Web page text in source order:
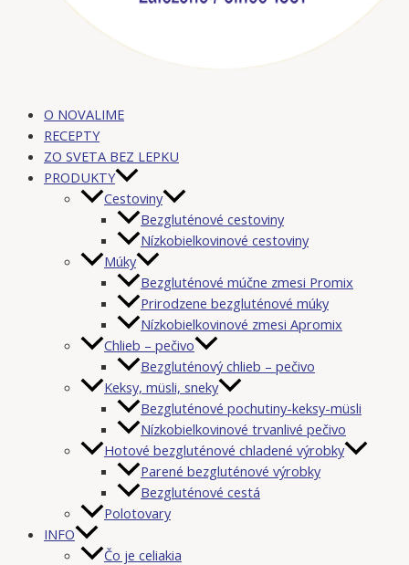
O NOVALIME
RECEPTY
ZO SVETA BEZ LEPKU
PRODUKTY
Cestoviny
Bezgluténové cestoviny
Nízkobielkovinové cestoviny
Múky
Bezgluténové múčne zmesi Promix
Prirodzene bezgluténové múky
Nízkobielkovinové zmesi Apromix
Chlieb – pečivo
Bezgluténový chlieb – pečivo
Keksy, müsli, sneky
Bezgluténové pochutiny-keksy-müsli
Nízkobielkovinové trvanlivé pečivo
Hotové bezgluténové chladené výrobky
Parené bezgluténové výrobky
Bezgluténové cestá
Polotovary
INFO
Čo je celiakia